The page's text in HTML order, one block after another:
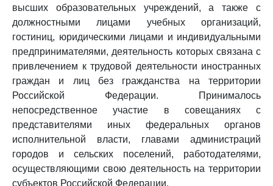
высших образовательных учреждений, а также с
должностными лицами учебных организаций,
гостиниц, юридическими лицами и индивидуальными
предпринимателями, деятельность которых связана с
привлечением к трудовой деятельности иностранных
граждан и лиц без гражданства на территории
Российской Федерации. Принималось
непосредственное участие в совещаниях с
представителями иных федеральных органов
исполнительной власти, главами администраций
городов и сельских поселений, работодателями,
осуществляющими свою деятельность на территории
субъектов Российской Федерации.